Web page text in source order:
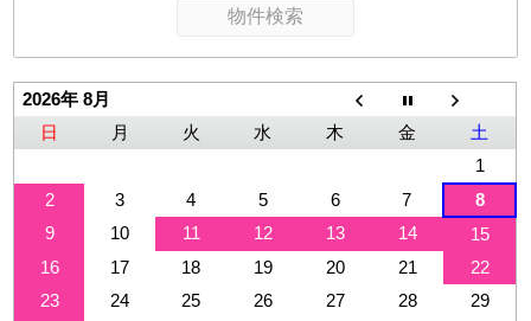
2026年 8月
日
月 火 水 木 金
土
1
2
3 4 5 6 7
8
9
10 11 12 13 14
15
16
17 18 19 20 21
22
23
24 25 26 27 28
29